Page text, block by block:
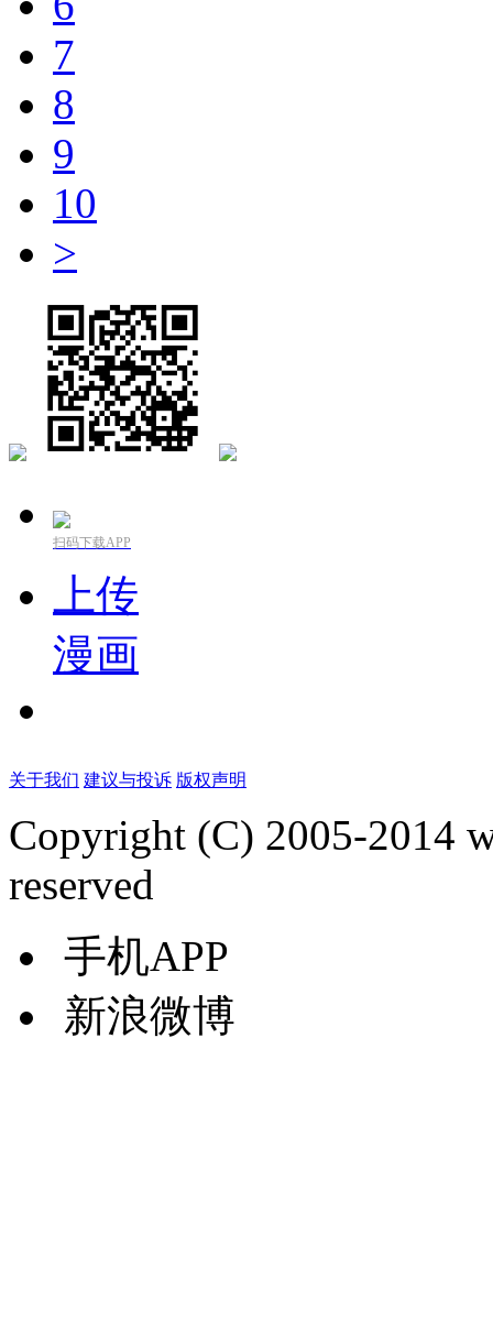
7
8
9
10
>
扫码下载APP
上传
漫画
关于我们 建议与投诉 版权声明
Copyright (C) 2005-2014
reserved
手机APP
新浪微博